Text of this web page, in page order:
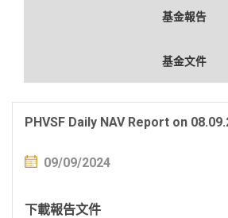
基金報告
基金文件
PHVSF Daily NAV Report on
09/09/2024
下載報告文件